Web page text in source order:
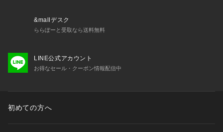
&mallデスク
ららぽーと受取なら送料無料
LINE公式アカウント
お得なセール・クーポン情報配信中
初めての方へ